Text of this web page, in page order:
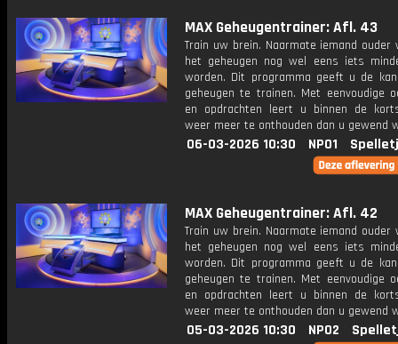
MAX Geheugentrainer: Afl. 43
Train uw brein. Naarmate iemand ouder
het geheugen nog wel eens iets
worden. Dit programma geeft u de
geheugen te trainen. Met eenvoudige
en opdrachten leert u binnen de
weer meer te onthouden dan u gewend
06-03-2026 10:30 NPO1
MAX Geheugentrainer: Afl. 42
Train uw brein. Naarmate iemand ouder
het geheugen nog wel eens iets
worden. Dit programma geeft u de
geheugen te trainen. Met eenvoudige
en opdrachten leert u binnen de
weer meer te onthouden dan u gewend
05-03-2026 10:30 NPO2